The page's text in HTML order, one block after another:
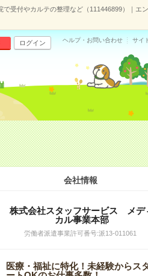
受付やカルテの整理など（111446899）｜エン
ログイン ヘルプ・お問い合わせ サイ
会社情報
株式会社スタッフサービス メデ
カル事業本部
労働者派遣事業許可番号:派13-011061
医療・福祉に特化！未経験からス